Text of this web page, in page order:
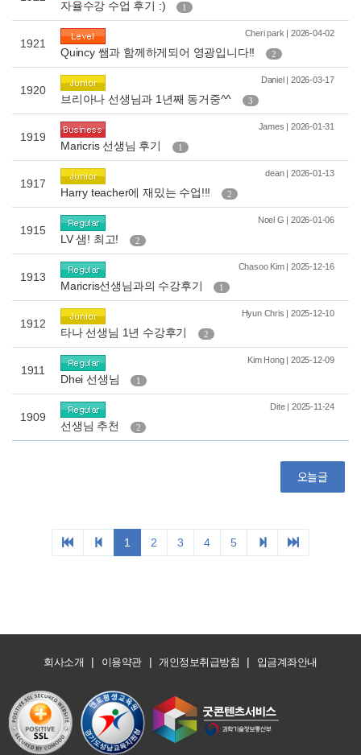
회사소개 | 이용약관 | 개인정보취급방침 | 입금계좌안내